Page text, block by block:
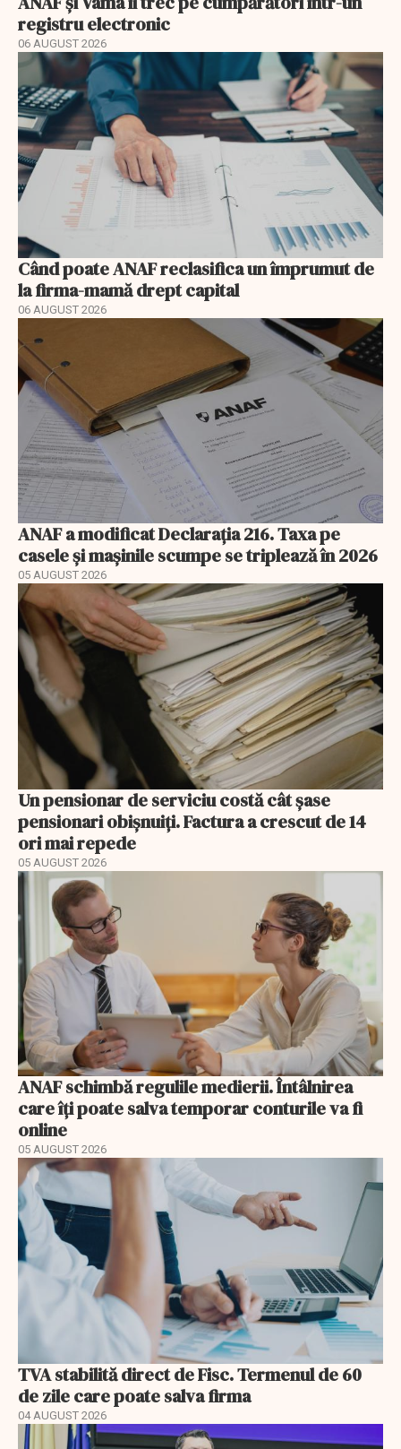
registru electronic
06 AUGUST 2026
Când poate ANAF reclasifica un împrumut de
la firma-mamă drept capital
06 AUGUST 2026
ANAF a modificat Declarația 216. Taxa pe
casele și mașinile scumpe se triplează în 2026
05 AUGUST 2026
Un pensionar de serviciu costă cât șase
pensionari obișnuiți. Factura a crescut de 14
ori mai repede
05 AUGUST 2026
ANAF schimbă regulile medierii. Întâlnirea
care îți poate salva temporar conturile va fi
online
05 AUGUST 2026
TVA stabilită direct de Fisc. Termenul de 60
de zile care poate salva firma
04 AUGUST 2026